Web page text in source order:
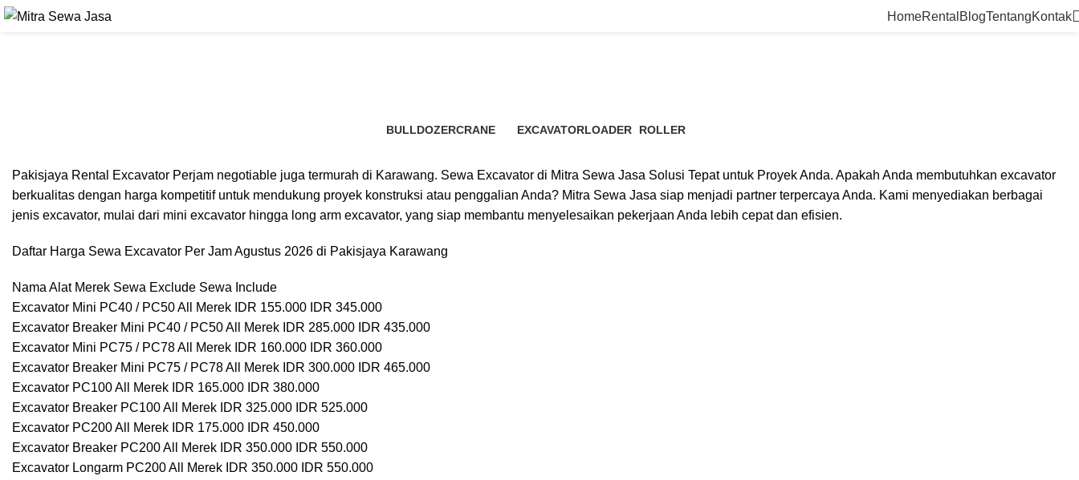
HomeRental BlogTentangKontak
BULLDOZERCRANE
EXCAVATORLOADER
ROLLER
Pakisjaya Rental Excavator Perjam negotiable juga termurah di Karawang. Sewa Excavator di Mitra Sewa Jasa Solusi Tepat untuk Proyek Anda. Apakah Anda membutuhkan excavator
berkualitas dengan harga kompetitif untuk mendukung proyek konstruksi atau penggalian Anda? Mitra Sewa Jasa siap menjadi partner terpercaya Anda. Kami menyediakan berbagai
jenis excavator, mulai dari mini excavator hingga long arm excavator, yang siap membantu menyelesaikan pekerjaan Anda lebih cepat dan efisien.
Daftar Harga Sewa Excavator Per Jam Agustus 2026 di Pakisjaya Karawang
Nama Alat Merek Sewa Exclude Sewa Include
Excavator Mini PC40 / PC50 All Merek IDR 155.000 IDR 345.000
Excavator Breaker Mini PC40 / PC50 All Merek IDR 285.000 IDR 435.000
Excavator Mini PC75 / PC78 All Merek IDR 160.000 IDR 360.000
Excavator Breaker Mini PC75 / PC78 All Merek IDR 300.000 IDR 465.000
Excavator PC100 All Merek IDR 165.000 IDR 380.000
Excavator Breaker PC100 All Merek IDR 325.000 IDR 525.000
Excavator PC200 All Merek IDR 175.000 IDR 450.000
Excavator Breaker PC200 All Merek IDR 350.000 IDR 550.000
Excavator Longarm PC200 All Merek IDR 350.000 IDR 550.000